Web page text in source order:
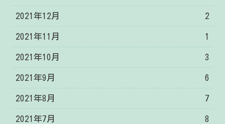
2021年12月 2
2021年11月 1
2021年10月 3
2021年9月 6
2021年8月 7
2021年7月 8